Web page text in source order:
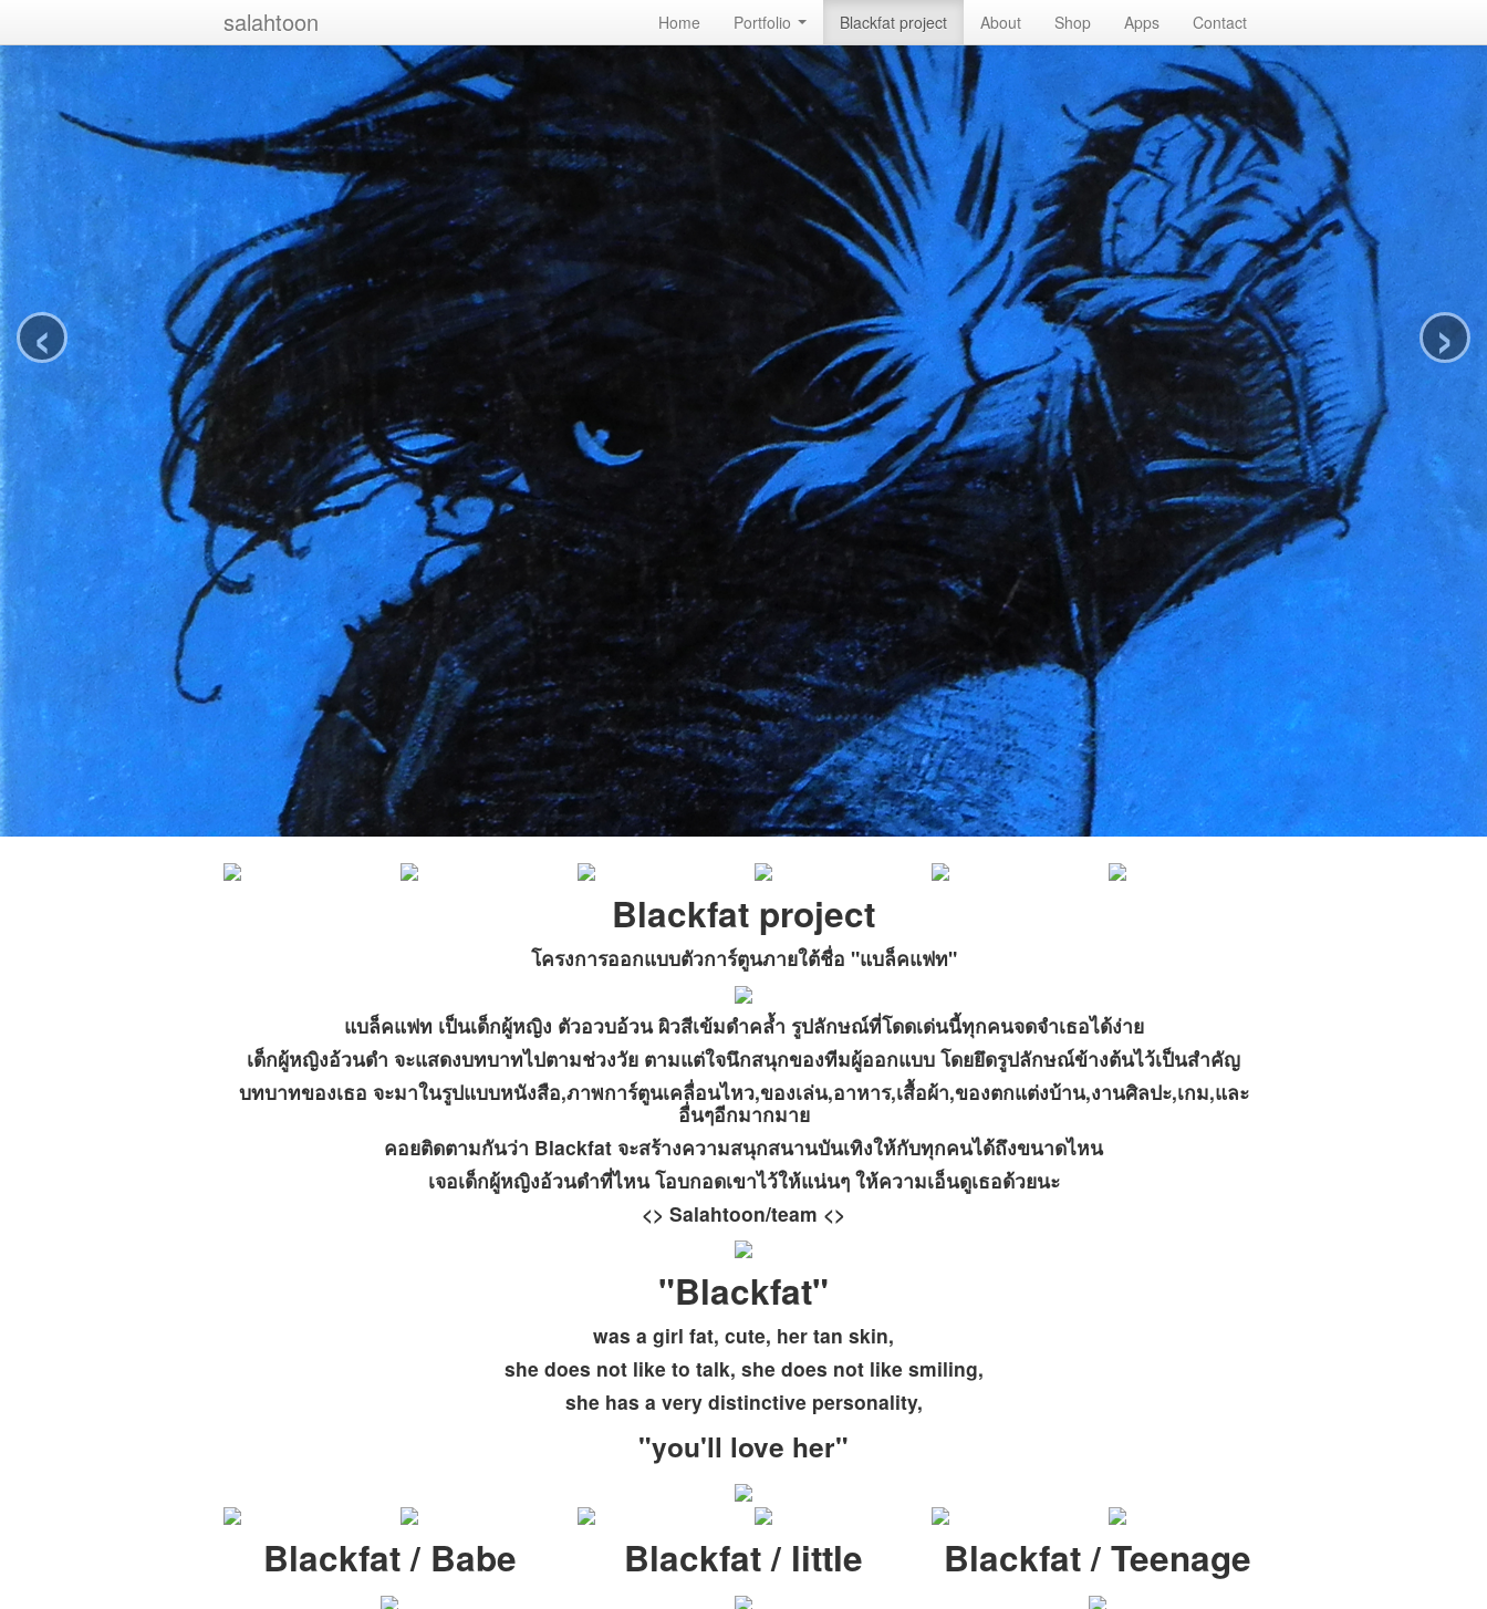
salahtoon Home Portfolio Blackfat project About Shop Apps Contact
‹ ›
Blackfat project
โครงการออกแบบตัวการ์ตูนภายใต้ชื่อ "แบล็คแฟท"
แบล็คแฟท เป็นเด็กผู้หญิง ตัวอวบอ้วน ผิวสีเข้มดำคล้ำ รูปลักษณ์ที่โดดเด่นนี้ทุกคนจดจำเธอได้ง่าย
เด็กผู้หญิงอ้วนดำ จะแสดงบทบาทไปตามช่วงวัย ตามแต่ใจนึกสนุกของทีมผู้ออกแบบ โดยยึดรูปลักษณ์ข้างต้นไว้เป็นสำคัญ
บทบาทของเธอ จะมาในรูปแบบหนังสือ,ภาพการ์ตูนเคลื่อนไหว,ของเล่น,อาหาร,เสื้อผ้า,ของตกแต่งบ้าน,งานศิลปะ,เกม,และ
อื่นๆอีกมากมาย
คอยติดตามกันว่า Blackfat จะสร้างความสนุกสนานบันเทิงให้กับทุกคนได้ถึงขนาดไหน
เจอเด็กผู้หญิงอ้วนดำที่ไหน โอบกอดเขาไว้ให้แน่นๆ ให้ความเอ็นดูเธอด้วยนะ
<> Salahtoon/team <>
"Blackfat"
was a girl fat, cute, her tan skin,
she does not like to talk, she does not like smiling,
she has a very distinctive personality,
"you'll love her"
Blackfat / Babe Blackfat / little Blackfat / Teenage